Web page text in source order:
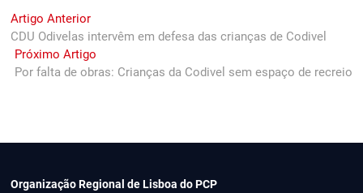
Navegação
de
artigos
Artigo AnteriorPrevious
post:
CDU Odivelas intervêm em defesa das crianças de Codivel
Próximo ArtigoNext
post:
Por falta de obras: Crianças da Codivel sem espaço de recreio
Organização Regional de Lisboa do PCP